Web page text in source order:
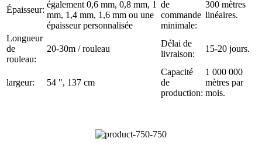
Épaisseur:
également 0,6 mm, 0,8 mm, 1
mm, 1,4 mm, 1,6 mm ou une
épaisseur personnalisée
de
commande
minimale:
300 mètres
linéaires.
Longueur
de
rouleau:
20-30m / rouleau
Délai de
livraison:
15-20 jours.
largeur: 54 ", 137 cm
Capacité
de
production:
1 000 000
mètres par
mois.